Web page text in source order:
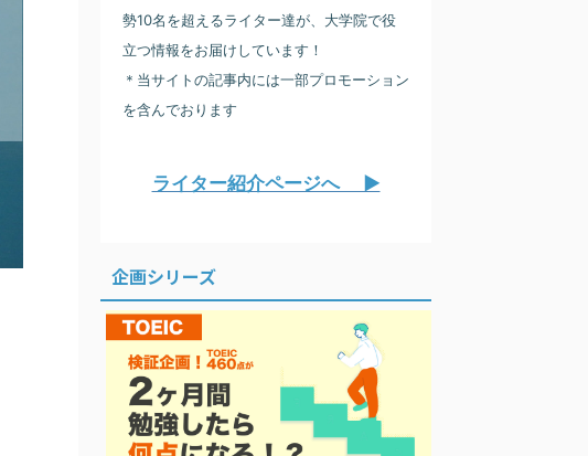
勢10名を超えるライター達が、大学院で役
立つ情報をお届けしています！
＊当サイトの記事内には一部プロモーション
を含んでおります
ライター紹介ページへ ▶︎
企画シリーズ